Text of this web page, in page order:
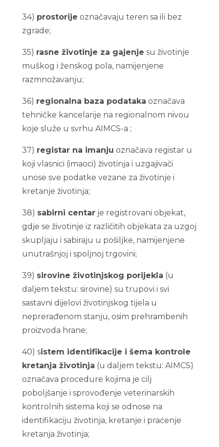
34) prostorije označavaju teren sa ili bez
zgrade;
35) rasne životinje za gajenje su životinje
muškog i ženskog pola, namijenjene
razmnožavanju;
36) regionalna baza podataka označava
tehničke kancelarije na regionalnom nivou
koje služe u svrhu AIMCS-a ;
37) registar na imanju označava registar u
koji vlasnici (imaoci) životinja i uzgajivači
unose sve podatke vezane za životinje i
kretanje životinja;
38) sabirni centarje registrovani objekat,
gdje se životinje iz različitih objekata za uzgoj
skupljaju i sabiraju u pošiljke, namijenjene
unutrašnjoj i spoljnoj trgovini;
39) sirovine životinjskog porijekla (u
daljem tekstu: sirovine) su trupovi i svi
sastavni dijelovi životinjskog tijela u
neprerađenom stanju, osim prehrambenih
proizvoda hrane;
40) sistem identifikacije i šema kontrole
kretanja životinja (u daljem tekstu: AIMCS)
označava procedure kojima je cilj
poboljšanje i sprovođenje veterinarskih
kontrolnih sistema koji se odnose na
identifikaciju životinja, kretanje i praćenje
kretanja životinja;